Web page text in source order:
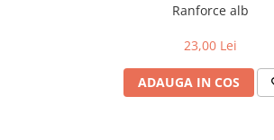
Ranforce alb
23,00 Lei
ADAUGA IN COS